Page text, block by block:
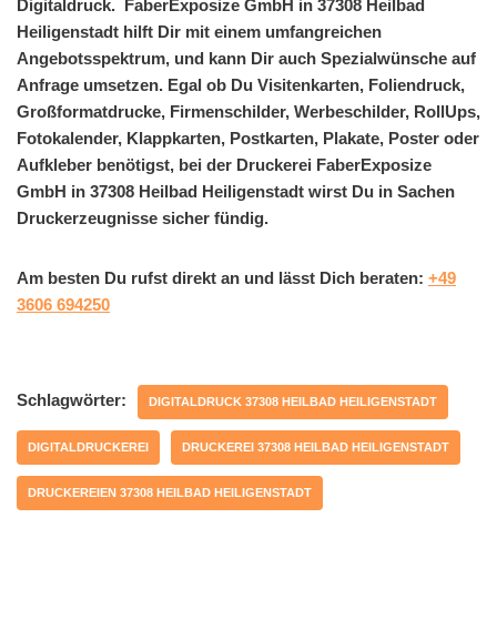
Digitaldruck. FaberExposize GmbH in 37308 Heilbad
Heiligenstadt hilft Dir mit einem umfangreichen
Angebotsspektrum, und kann Dir auch Spezialwünsche auf
Anfrage umsetzen. Egal ob Du Visitenkarten, Foliendruck,
Großformatdrucke, Firmenschilder, Werbeschilder, RollUps,
Fotokalender, Klappkarten, Postkarten, Plakate, Poster oder
Aufkleber benötigst, bei der Druckerei FaberExposize
GmbH in 37308 Heilbad Heiligenstadt wirst Du in Sachen
Druckerzeugnisse sicher fündig.
Am besten Du rufst direkt an und lässt Dich beraten: +49
3606 694250
Schlagwörter: DIGITALDRUCK 37308 HEILBAD HEILIGENSTADT
DIGITALDRUCKEREI DRUCKEREI 37308 HEILBAD HEILIGENSTADT
DRUCKEREIEN 37308 HEILBAD HEILIGENSTADT